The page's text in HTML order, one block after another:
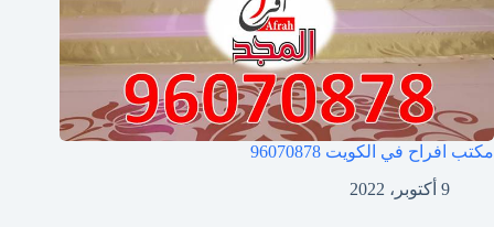
مكتب افراح في الكويت 96070878
9 أكتوبر، 2022